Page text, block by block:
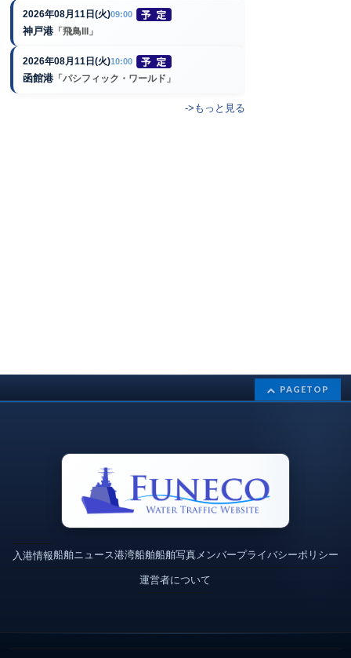
2026年08月11日(火)09:00
神戸港 「飛鳥III」
2026年08月11日(火)10:00
函館港 「パシフィック・ワールド」
->もっと見る
PAGETOP
入港情報船舶ニュース港湾船舶船舶写真メンバープライバシーポリシー
運営者について